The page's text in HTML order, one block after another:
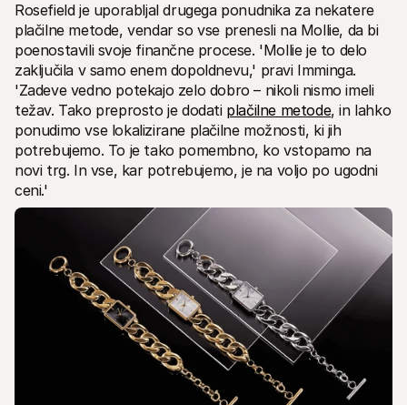
Rosefield je uporabljal drugega ponudnika za nekatere
plačilne metode, vendar so vse prenesli na Mollie, da bi
poenostavili svoje finančne procese. 'Mollie je to delo
zaključila v samo enem dopoldnevu,' pravi Imminga.
'Zadeve vedno potekajo zelo dobro – nikoli nismo imeli
težav. Tako preprosto je dodati plačilne metode, in lahko
ponudimo vse lokalizirane plačilne možnosti, ki jih
potrebujemo. To je tako pomembno, ko vstopamo na
novi trg. In vse, kar potrebujemo, je na voljo po ugodni
ceni.'